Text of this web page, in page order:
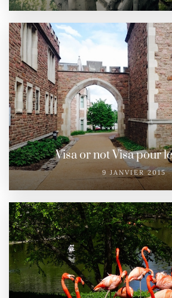
Visa or not Visa pour
9 JANVIER 2015